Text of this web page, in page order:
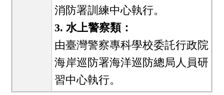
消防署訓練中心執行。
3. 水上警察類：
由臺灣警察專科學校委託行政院
海岸巡防署海洋巡防總局人員研
習中心執行。